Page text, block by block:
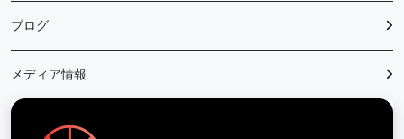
ブログ
メディア情報